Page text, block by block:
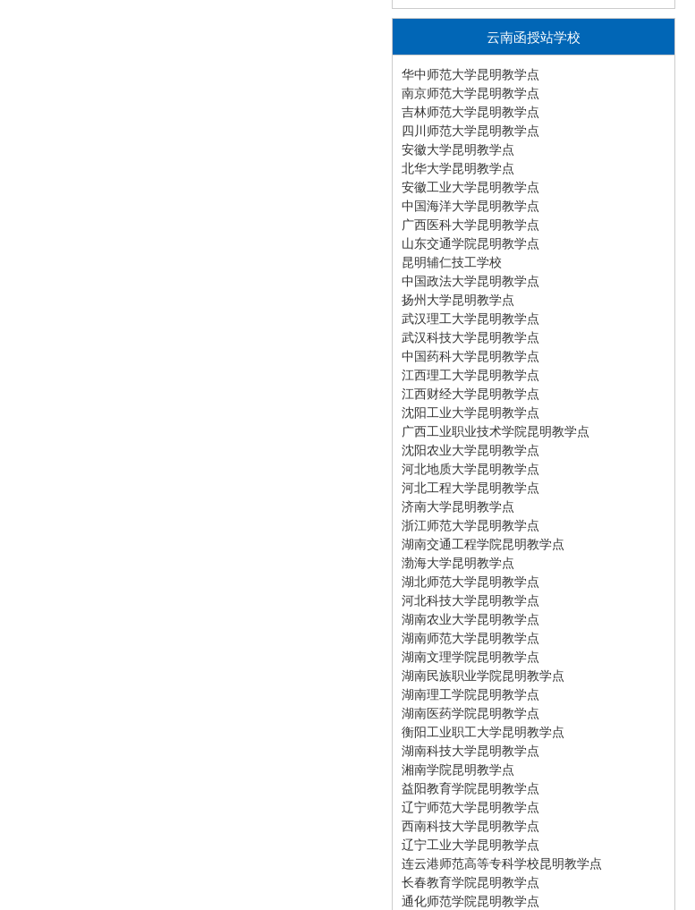
云南函授站学校
华中师范大学昆明教学点
南京师范大学昆明教学点
吉林师范大学昆明教学点
四川师范大学昆明教学点
安徽大学昆明教学点
北华大学昆明教学点
安徽工业大学昆明教学点
中国海洋大学昆明教学点
广西医科大学昆明教学点
山东交通学院昆明教学点
昆明辅仁技工学校
中国政法大学昆明教学点
扬州大学昆明教学点
武汉理工大学昆明教学点
武汉科技大学昆明教学点
中国药科大学昆明教学点
江西理工大学昆明教学点
江西财经大学昆明教学点
沈阳工业大学昆明教学点
广西工业职业技术学院昆明教学点
沈阳农业大学昆明教学点
河北地质大学昆明教学点
河北工程大学昆明教学点
济南大学昆明教学点
浙江师范大学昆明教学点
湖南交通工程学院昆明教学点
渤海大学昆明教学点
湖北师范大学昆明教学点
河北科技大学昆明教学点
湖南农业大学昆明教学点
湖南师范大学昆明教学点
湖南文理学院昆明教学点
湖南民族职业学院昆明教学点
湖南理工学院昆明教学点
湖南医药学院昆明教学点
衡阳工业职工大学昆明教学点
湖南科技大学昆明教学点
湘南学院昆明教学点
益阳教育学院昆明教学点
辽宁师范大学昆明教学点
西南科技大学昆明教学点
辽宁工业大学昆明教学点
连云港师范高等专科学校昆明教学点
长春教育学院昆明教学点
通化师范学院昆明教学点